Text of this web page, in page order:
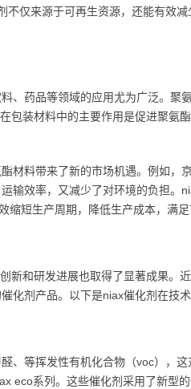
仅来源于可再生资源，还能有效
、药品等领域的应用尤为广泛。聚
包装材料中的主要作用是促进聚氨
材料带来了新的市场机遇。例如，
输效率，又减少了对环境的负担。
短生产周期，降低生产成本，满足
新和研发进展也取得了显著成果。
化剂产品。以下是niax催化剂在技术
、等挥发性有机化合物（voc），
eco系列。这些催化剂采用了新型